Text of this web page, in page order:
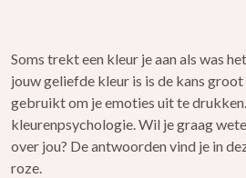
Soms trekt een kleur je aan als was
jouw geliefde kleur is is de kans
gebruikt om je emoties uit te
kleurenpsychologie. Wil je graag
over jou? De antwoorden vind je in
roze.